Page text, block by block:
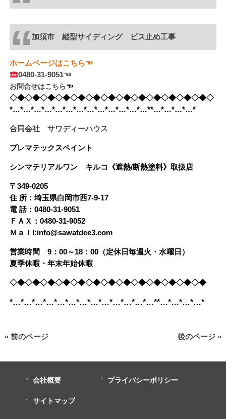
加須市 縦型サイディング ビス止め工事
ホームページはこちら☜
0480-31-9051☜
お問合せはこちら☜
◇◆◇◆◇◆◇◆◇◆◇◆◇◆◇◆◇◆◇◆◇◆◇◆◇◆◇
*…*…*…*…*…*…*…*…*…*…*…*…*…**…*…*…*…*
合同会社 サワディーハウス
プレマテックスペイント
シンマテリアルワン キルコ《遮熱/断熱塗料》 取扱店
〒349-0205
住 所：埼玉県白岡市西7-9-17
電 話：0480-31-9051
ＦＡＸ：0480-31-9052
Ｍａｉl:info@sawatdee3.com
営業時間 9：00～18：00（定休日毎週火・水曜日）
夏季休暇・年末年始休暇
◇◆◇◆◇◆◇◆◇◆◇◆◇◆◇◆◇◆◇◆◇◆◇◆◇◆
*…*…*…*…*…*…*…*…*…*…*…*…*…**…*…*…*…*
« 前のページ 後のページ »
会社概要 プライバシーポリシー
サイトマップ